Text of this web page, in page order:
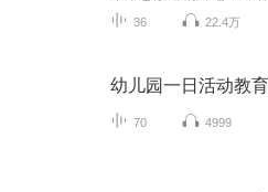
36 22.4万
幼儿园一日活动教
70 4999